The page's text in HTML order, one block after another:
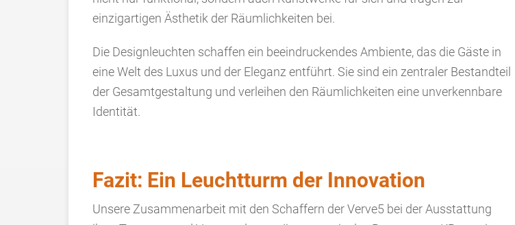
einzigartigen Ästhetik der Räumlichkeiten bei.
Die Designleuchten schaffen ein beeindruckendes Ambiente, das die Gäste in
eine Welt des Luxus und der Eleganz entführt. Sie sind ein zentraler Bestandteil
der Gesamtgestaltung und verleihen den Räumlichkeiten eine unverkennbare
Identität.
Fazit: Ein Leuchtturm der Innovation
Unsere Zusammenarbeit mit den Schaffern der Verve5 bei der Ausstattung